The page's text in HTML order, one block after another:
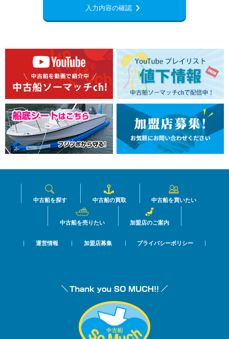
入力内容の確認chevron_right
中古船を探す 中古船の買取 中古船を買いたい
中古船を売りたい 加盟店のご案内
運営情報 加盟店募集 プライバシーポリシー